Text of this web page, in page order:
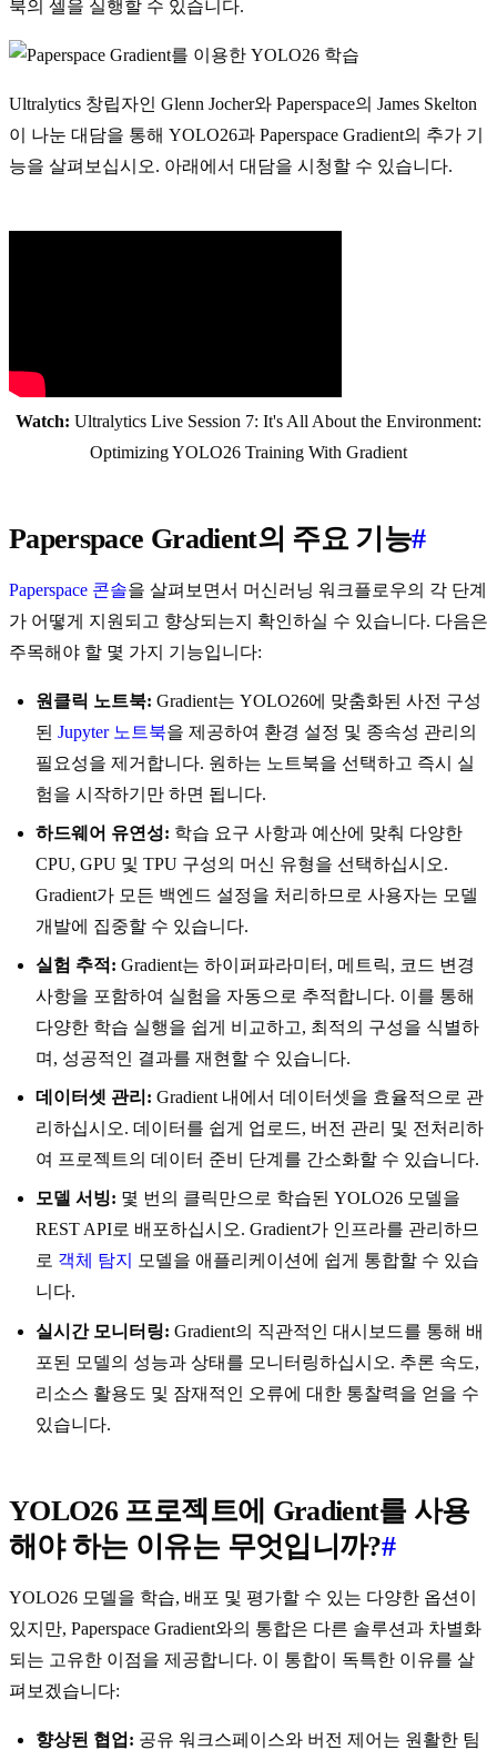
북의 셀을 실행할 수 있습니다.
Ultralytics 창립자인 Glenn Jocher와 Paperspace의 James Skelton
이 나눈 대담을 통해 YOLO26과 Paperspace Gradient의 추가 기
능을 살펴보십시오. 아래에서 대담을 시청할 수 있습니다.
Watch: Ultralytics Live Session 7: It's All About the Environment:
Optimizing YOLO26 Training With Gradient
Paperspace Gradient의 주요 기능#
Paperspace 콘솔을 살펴보면서 머신러닝 워크플로우의 각 단계
가 어떻게 지원되고 향상되는지 확인하실 수 있습니다. 다음은
주목해야 할 몇 가지 기능입니다:
원클릭 노트북: Gradient는 YOLO26에 맞춤화된 사전 구성
된 Jupyter 노트북을 제공하여 환경 설정 및 종속성 관리의
필요성을 제거합니다. 원하는 노트북을 선택하고 즉시 실
험을 시작하기만 하면 됩니다.
하드웨어 유연성: 학습 요구 사항과 예산에 맞춰 다양한
CPU, GPU 및 TPU 구성의 머신 유형을 선택하십시오.
Gradient가 모든 백엔드 설정을 처리하므로 사용자는 모델
개발에 집중할 수 있습니다.
실험 추적: Gradient는 하이퍼파라미터, 메트릭, 코드 변경
사항을 포함하여 실험을 자동으로 추적합니다. 이를 통해
다양한 학습 실행을 쉽게 비교하고, 최적의 구성을 식별하
며, 성공적인 결과를 재현할 수 있습니다.
데이터셋 관리: Gradient 내에서 데이터셋을 효율적으로 관
리하십시오. 데이터를 쉽게 업로드, 버전 관리 및 전처리하
여 프로젝트의 데이터 준비 단계를 간소화할 수 있습니다.
모델 서빙: 몇 번의 클릭만으로 학습된 YOLO26 모델을
REST API로 배포하십시오. Gradient가 인프라를 관리하므
로 객체 탐지
모델을 애플리케이션에 쉽게 통합할 수 있습
니다.
실시간 모니터링: Gradient의 직관적인 대시보드를 통해 배
포된 모델의 성능과 상태를 모니터링하십시오. 추론 속도,
리소스 활용도 및 잠재적인 오류에 대한 통찰력을 얻을 수
있습니다.
YOLO26 프로젝트에 Gradient를 사용
해야 하는 이유는 무엇입니까?#
YOLO26 모델을 학습, 배포 및 평가할 수 있는 다양한 옵션이
있지만, Paperspace Gradient와의 통합은 다른 솔루션과 차별화
되는 고유한 이점을 제공합니다. 이 통합이 독특한 이유를 살
펴보겠습니다:
향상된 협업: 공유 워크스페이스와 버전 제어는 원활한 팀